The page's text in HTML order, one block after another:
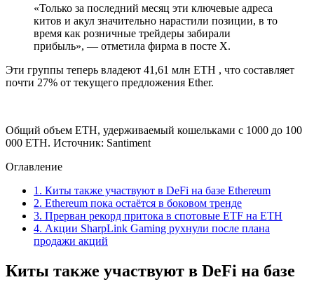
«Только за последний месяц эти ключевые адреса
китов и акул значительно нарастили позиции, в то
время как розничные трейдеры забирали
прибыль», — отметила фирма в посте X.
Эти группы теперь владеют 41,61 млн ETH , что составляет
почти 27% от текущего предложения Ether.
Общий объем ETH, удерживаемый кошельками с 1000 до 100
000 ETH. Источник: Santiment
Оглавление
1. Киты также участвуют в DeFi на базе Ethereum
2. Ethereum пока остаётся в боковом тренде
3. Прерван рекорд притока в спотовые ETF на ETH
4. Акции SharpLink Gaming рухнули после плана
продажи акций
Киты также участвуют в DeFi на базе